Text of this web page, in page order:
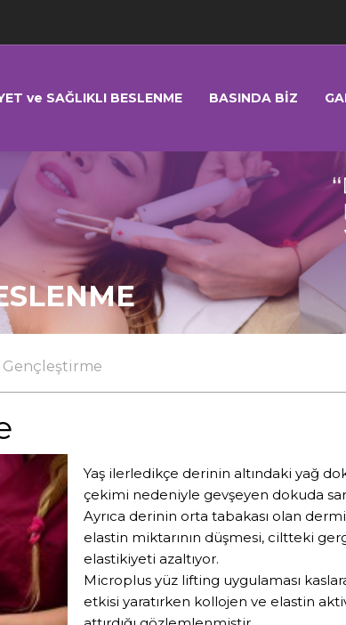
ve SAĞLIKLI BESLENME BASINDA BİZ
Gençleştirme
Yaş ilerledikçe derinin altındaki yağ
çekimi nedeniyle gevşeyen dokuda
Ayrıca derinin orta tabakası olan
elastin miktarının düşmesi, ciltteki
elastikiyeti azaltıyor.
Microplus yüz lifting uygulaması
etkisi yaratırken kollojen ve elastin